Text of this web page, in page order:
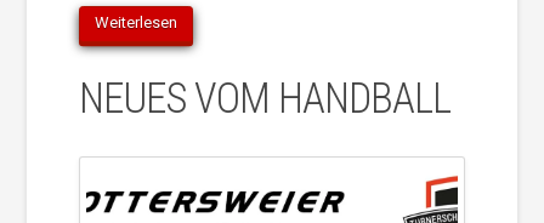
Weiterlesen
NEUES VOM HANDBALL